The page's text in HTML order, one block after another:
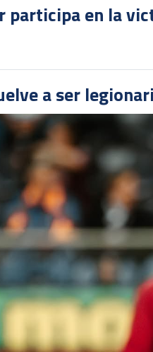
participa en la
a ser